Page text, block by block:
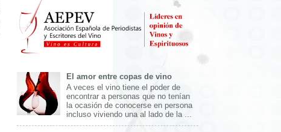
El amor entre copas de vino
A veces el vino tiene el poder de
encontrar a personas que no tenían
la ocasión de conocerse en persona
incluso viviendo una al lado de la ...